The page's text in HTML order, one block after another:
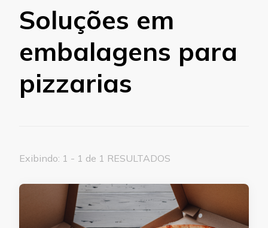
Soluções em
embalagens para
pizzarias
Exibindo: 1 - 1 de 1 RESULTADOS